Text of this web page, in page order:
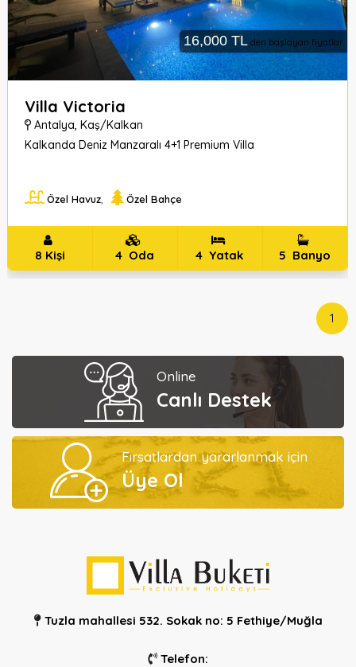
Villa Victoria
Antalya,Kaş/Kalkan
Kalkanda Deniz Manzaralı 4+1 Premium Villa
Özel Havuz Özel Bahçe
16,000 TL den başlayan fiyatlar
8 Kişi 4 Oda 4 Yatak 5 Banyo
1
Online
Canlı Destek
Fırsatlardan yararlanmak için
Üye Ol
Tuzla mahallesi 532. Sokak no: 5 Fethiye/Muğla
Telefon: